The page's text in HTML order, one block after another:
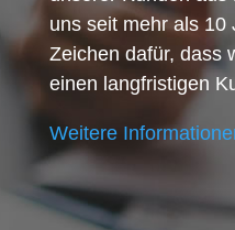
uns seit mehr als 10
Zeichen dafür, dass
einen langfristigen
Weitere